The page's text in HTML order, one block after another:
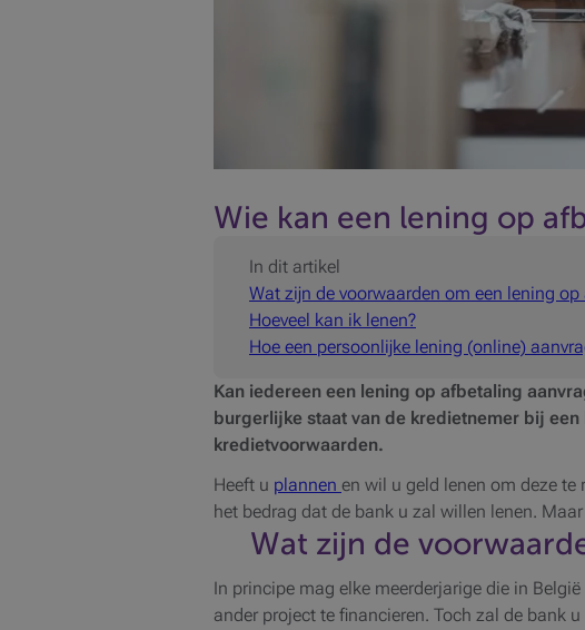
Wie kan een lening op
In dit artikel
Wat zijn de voorwaarden om een lening
Hoeveel kan ik lenen?
Hoe een persoonlijke lening (online)
Kan iedereen een lening op afbetaling
burgerlijke staat van de kredietnemer bij
kredietvoorwaarden.
Heeft u plannen en wil u geld lenen om deze te
het bedrag dat de bank u zal willen lenen.
Wat zijn de
In principe mag elke meerderjarige die in
ander project te financieren. Toch zal de bank